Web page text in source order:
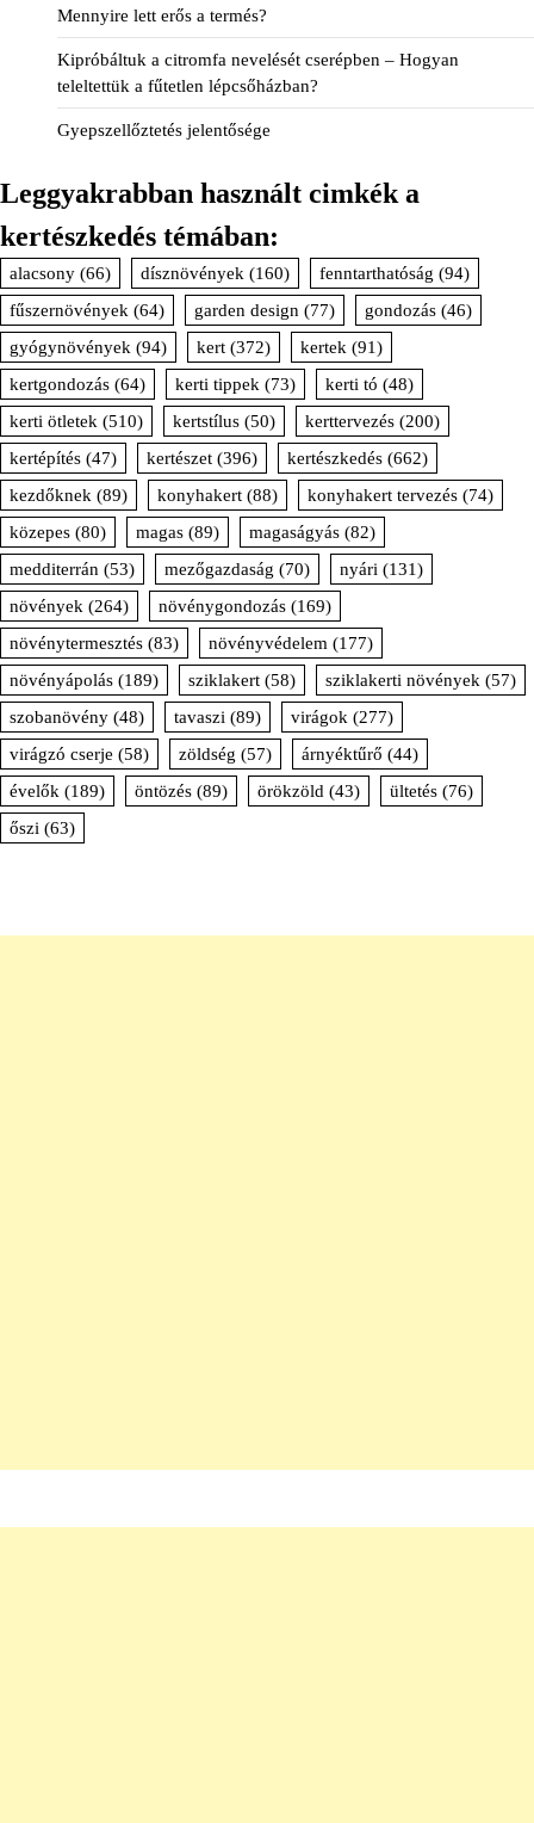
Mennyire lett erős a termés?
Kipróbáltuk a citromfa nevelését cserépben – Hogyan
teleltettük a fűtetlen lépcsőházban?
Gyepszellőztetés jelentősége
Leggyakrabban használt cimkék a
kertészkedés témában:
alacsony (66) dísznövények (160) fenntarthatóság (94)
fűszernövények (64) garden design (77) gondozás (46)
gyógynövények (94) kert (372) kertek (91)
kertgondozás (64) kerti tippek (73) kerti tó (48)
kerti ötletek (510) kertstílus (50) kerttervezés (200)
kertépítés (47) kertészet (396) kertészkedés (662)
kezdőknek (89) konyhakert (88) konyhakert tervezés (74)
közepes (80) magas (89) magaságyás (82)
medditerrán (53) mezőgazdaság (70) nyári (131)
növények (264) növénygondozás (169)
növénytermesztés (83) növényvédelem (177)
növényápolás (189) sziklakert (58) sziklakerti növények (57)
szobanövény (48) tavaszi (89) virágok (277)
virágzó cserje (58) zöldség (57) árnyéktűrő (44)
évelők (189) öntözés (89) örökzöld (43) ültetés (76)
őszi (63)